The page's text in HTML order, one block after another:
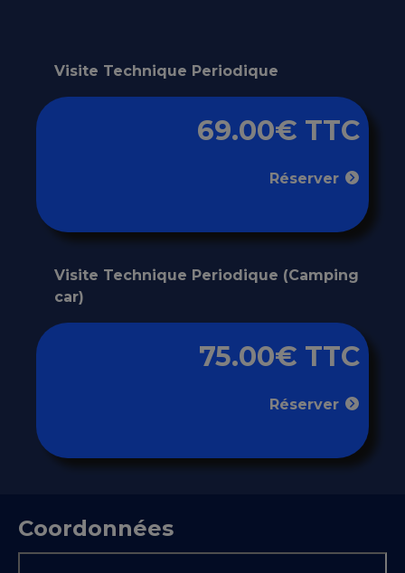
Visite Technique Periodique
69.00€ TTC
Réserver
Visite Technique Periodique (Camping
car)
75.00€ TTC
Réserver
Coordonnées